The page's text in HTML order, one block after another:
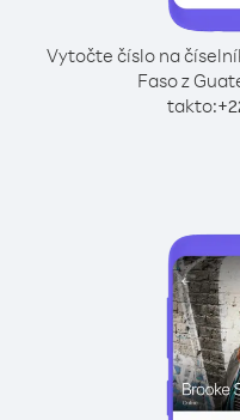
Vytočte číslo na
Faso z
takto:+